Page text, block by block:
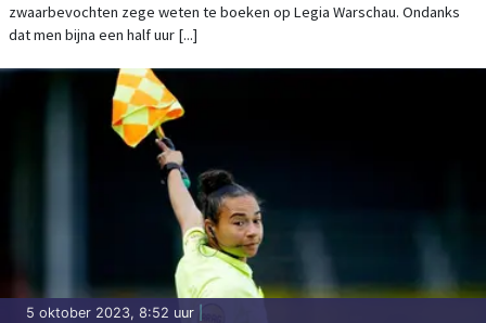
zwaarbevochten zege weten te boeken op Legia Warschau. Ondanks
dat men bijna een half uur [...]
5 oktober 2023, 8:52 uur